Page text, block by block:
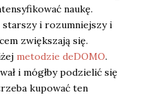
naukę.
starszy i rozumniejszy i
zwiększają się.
metodzie deDOMO.
i mógłby podzielić się
kupować ten